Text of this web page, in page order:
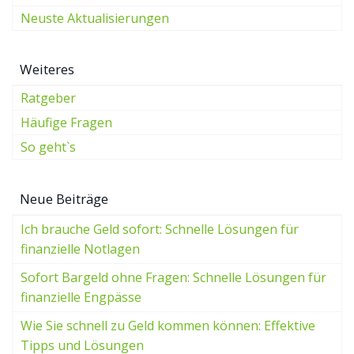
Neuste Aktualisierungen
Weiteres
Ratgeber
Häufige Fragen
So geht`s
Neue Beiträge
Ich brauche Geld sofort: Schnelle Lösungen für
finanzielle Notlagen
Sofort Bargeld ohne Fragen: Schnelle Lösungen für
finanzielle Engpässe
Wie Sie schnell zu Geld kommen können: Effektive
Tipps und Lösungen